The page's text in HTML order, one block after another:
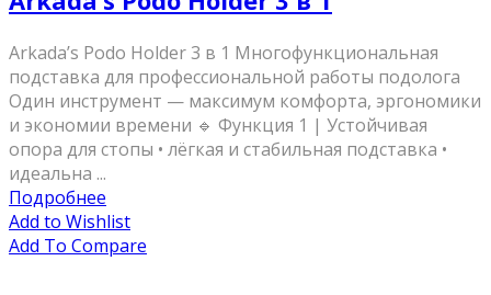
Arkada’s Podo Holder 3 в 1 Многофункциональная
подставка для профессиональной работы подолога
Один инструмент — максимум комфорта, эргономики
и экономии времени 🔹 Функция 1 | Устойчивая
опора для стопы • лёгкая и стабильная подставка •
идеальна ...
Подробнее
Add to Wishlist
Add To Compare